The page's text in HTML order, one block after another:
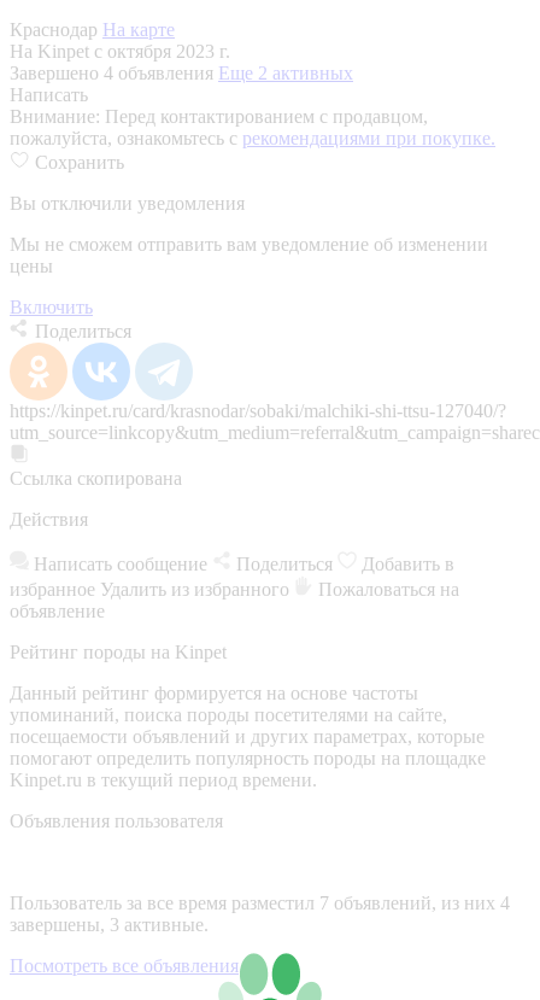
Краснодар На карте
На Kinpet c октября 2023 г.
Завершено 4 объявления Еще 2 активных
Написать
Внимание: Перед контактированием с продавцом,
пожалуйста, ознакомьтесь с рекомендациями при покупке.
Сохранить
Вы отключили уведомления
Мы не сможем отправить вам уведомление об изменении
цены
Включить
Поделиться
https://kinpet.ru/card/krasnodar/sobaki/malchiki-shi-ttsu-127040/?
Ссылка скопирована
Действия
Написать сообщение Поделиться
Добавить в
избранное Удалить из избранного
Пожаловаться на
объявление
Рейтинг породы на Kinpet
Данный рейтинг формируется на основе частоты
упоминаний, поиска породы посетителями на сайте,
посещаемости объявлений и других параметрах, которые
помогают определить популярность породы на площадке
Kinpet.ru в текущий период времени.
Объявления пользователя
Пользователь за все время разместил 7 объявлений, из них 4
завершены, 3 активные.
Посмотреть все объявления